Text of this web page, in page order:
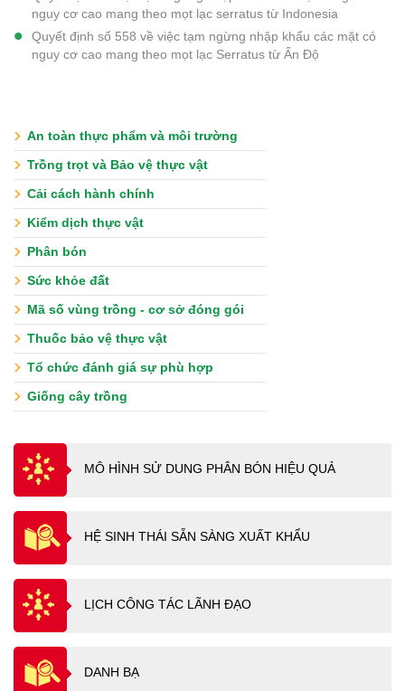
nguy cơ cao mang theo mọt lạc serratus từ Indonesia
Quyết định số 558 về việc tạm ngừng nhập khẩu các mặt có
nguy cơ cao mang theo mọt lạc Serratus từ Ấn Độ
An toàn thực phẩm và môi trường
Trồng trọt và Bảo vệ thực vật
Cải cách hành chính
Kiểm dịch thực vật
Phân bón
Sức khỏe đất
Mã số vùng trồng - cơ sở đóng gói
Thuốc bảo vệ thực vật
Tổ chức đánh giá sự phù hợp
Giống cây trồng
MÔ HÌNH SỬ DUNG PHÂN BÓN HIỆU QUẢ
HỆ SINH THÁI SẴN SÀNG XUẤT KHẨU
LỊCH CÔNG TÁC LÃNH ĐẠO
DANH BẠ